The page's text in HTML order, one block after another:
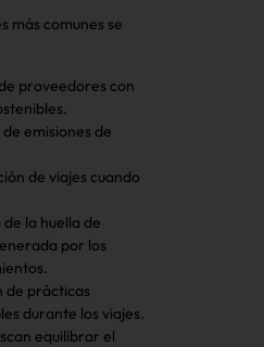
más comunes se
proveedores con
emisiones de
de viajes cuando
la huella de
por los
de prácticas
durante los viajes.
equilibrar el